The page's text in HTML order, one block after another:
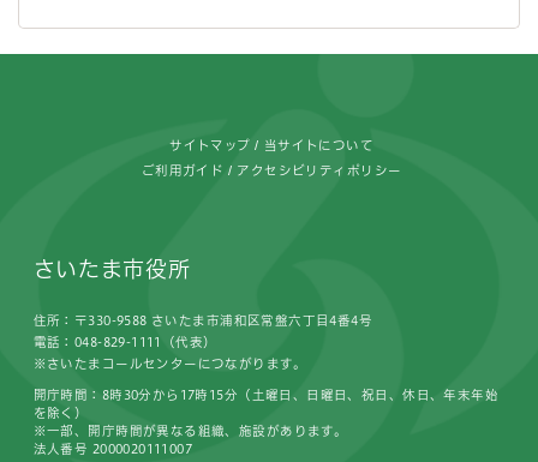
サイトマップ 当サイトについて
ご利用ガイド アクセシビリティポリシー
さいたま市役所
住所：〒330-9588 さいたま市浦和区常盤六丁目4番4号
電話：048-829-1111（代表）
※さいたまコールセンターにつながります。
開庁時間：8時30分から17時15分（土曜日、日曜日、祝日、休日、年末年始
を除く）
※一部、開庁時間が異なる組織、施設があります。
法人番号 2000020111007